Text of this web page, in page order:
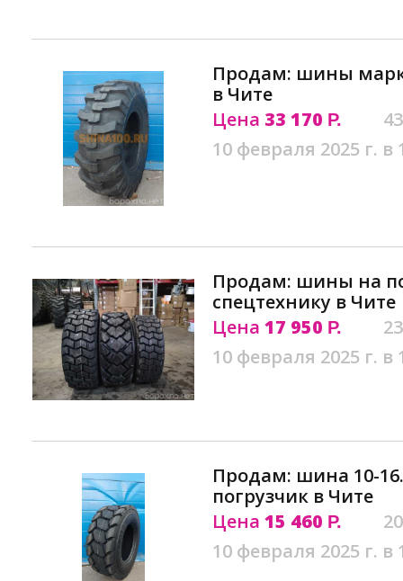
Продам: шины марки
в Чите
Цена 33 170 Р.
10 февраля 2025 г. в
Продам: шины на
спецтехнику в Чите
Цена 17 950 Р.
10 февраля 2025 г. в
Продам: шина 10-
погрузчик в Чите
Цена 15 460 Р.
10 февраля 2025 г. в